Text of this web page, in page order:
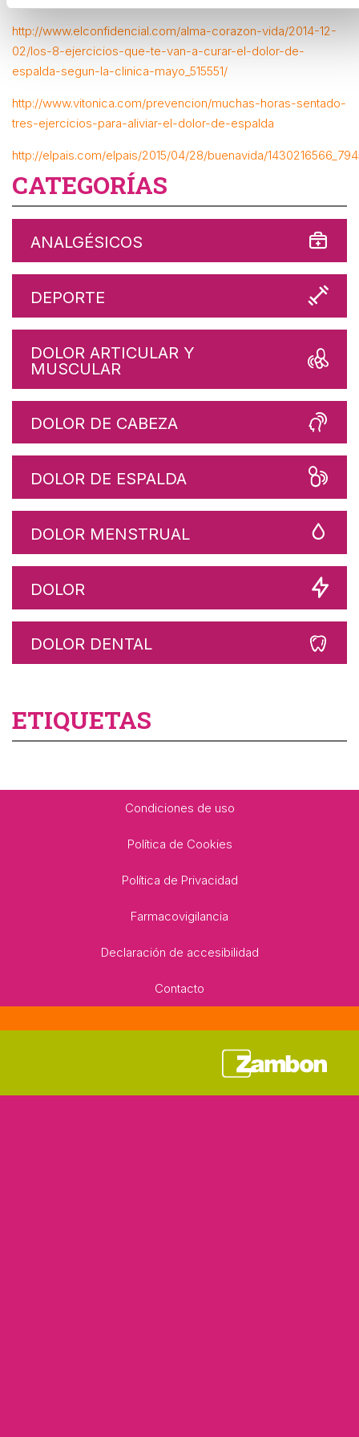
http://www.elconfidencial.com/alma-corazon-vida/2014-12-
02/los-8-ejercicios-que-te-van-a-curar-el-dolor-de-
espalda-segun-la-clinica-mayo_515551/
http://www.vitonica.com/prevencion/muchas-horas-sentado-
tres-ejercicios-para-aliviar-el-dolor-de-espalda
http://elpais.com/elpais/2015/04/28/buenavida/
CATEGORÍAS
ANALGÉSICOS
DEPORTE
DOLOR ARTICULAR Y
MUSCULAR
DOLOR DE CABEZA
DOLOR DE ESPALDA
DOLOR MENSTRUAL
DOLOR
DOLOR DENTAL
ETIQUETAS
Condiciones de uso
Política de Cookies
Política de Privacidad
Farmacovigilancia
Declaración de accesibilidad
Contacto